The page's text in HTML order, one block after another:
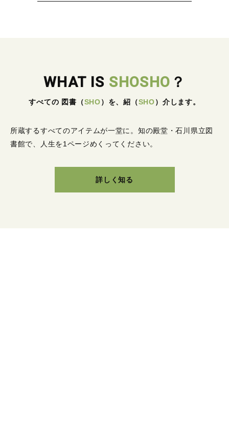
WHAT IS SHOSHO ？
すべての 図書 （SHO） を、紹 （SHO） 介します。
所蔵するすべてのアイテムが一堂に。 知の殿堂・石川県立図
書館で、人生を1ページめくってください。
詳しく知る